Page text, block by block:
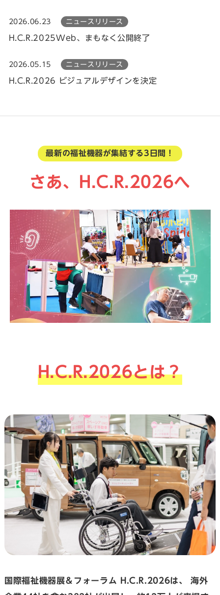
2026.06.23 ニュースリリース
H.C.R.2025Web、まもなく公開終了
2026.05.15 ニュースリリース
H.C.R.2026 ビジュアルデザインを決定
最新の福祉機器が集結する3日間！
さあ、H.C.R.2026へ
H.C.R.2026とは？
国際福祉機器展＆フォーラム H.C.R.2026は、
海外